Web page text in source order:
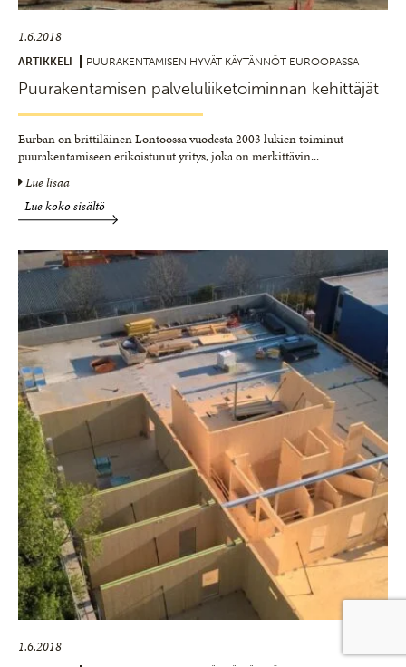
1.6.2018
ARTIKKELI PUURAKENTAMISEN HYVÄT KÄYTÄNNÖT EUROOPASSA
Puurakentamisen palveluliiketoiminnan kehittäjät
Eurban on brittiläinen Lontoossa vuodesta 2003 lukien toiminut
puurakentamiseen erikoistunut yritys, joka on merkittävin...
Lue lisää
Lue koko sisältö
1.6.2018